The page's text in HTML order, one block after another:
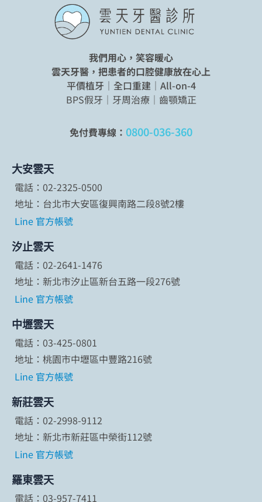
大安雲天
電話：02-2325-0500
地址：台北市大安區復興南路二段8號2樓
Line 官方帳號
汐止雲天
電話：02-2641-1476
地址：新北市汐止區新台五路一段276號
Line 官方帳號
中壢雲天
電話：03-425-0801
地址：桃園市中壢區中豐路216號
Line 官方帳號
新莊雲天
電話：02-2998-9112
地址：新北市新莊區中榮街112號
Line 官方帳號
羅東雲天
電話：03-957-7411
我們用心，笑容暖心
雲天牙醫，把患者的口腔健康放在心上
平價植牙｜全口重建｜All-on-4
BPS假牙｜牙周治療｜齒顎矯正
免付費專線： 0800-036-360